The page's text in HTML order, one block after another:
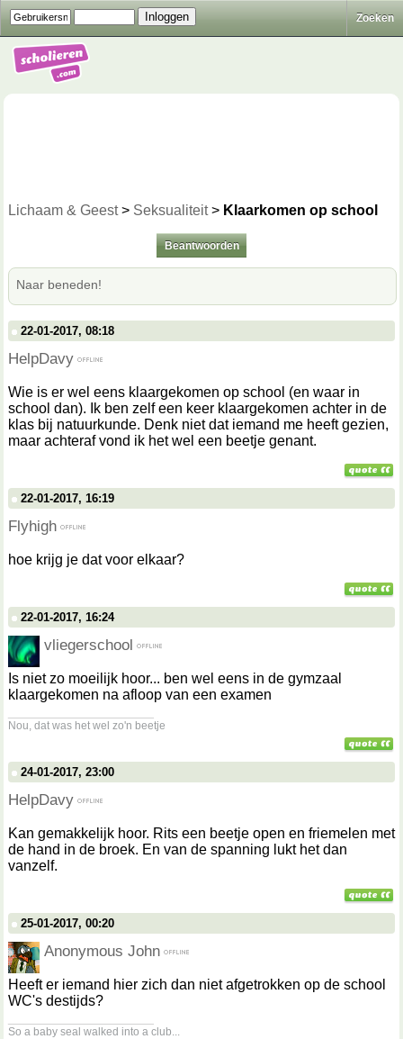
Zoeken
Lichaam & Geest> Seksualiteit> Klaarkomen op school
Beantwoorden
Naar beneden!
22-01-2017, 08:18
HelpDavy
Wie is er wel eens klaargekomen op school (en waar in
school dan). Ik ben zelf een keer klaargekomen achter in de
klas bij natuurkunde. Denk niet dat iemand me heeft gezien,
maar achteraf vond ik het wel een beetje genant.
22-01-2017, 16:19
Flyhigh
hoe krijg je dat voor elkaar?
22-01-2017, 16:24
vliegerschool
Is niet zo moeilijk hoor... ben wel eens in de gymzaal
klaargekomen na afloop van een examen
Nou, dat was het wel zo'n beetje
24-01-2017, 23:00
HelpDavy
Kan gemakkelijk hoor. Rits een beetje open en friemelen met
de hand in de broek. En van de spanning lukt het dan
vanzelf.
25-01-2017, 00:20
Anonymous John
Heeft er iemand hier zich dan niet afgetrokken op de school
WC's destijds?
So a baby seal walked into a club...